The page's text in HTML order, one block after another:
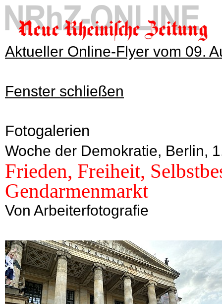
Aktueller Online-Flyer vom 09.
Fenster schließen
Fotogalerien
Woche der Demokratie, Berlin,
Frieden, Freiheit,
Gendarmenmarkt
Von Arbeiterfotografie